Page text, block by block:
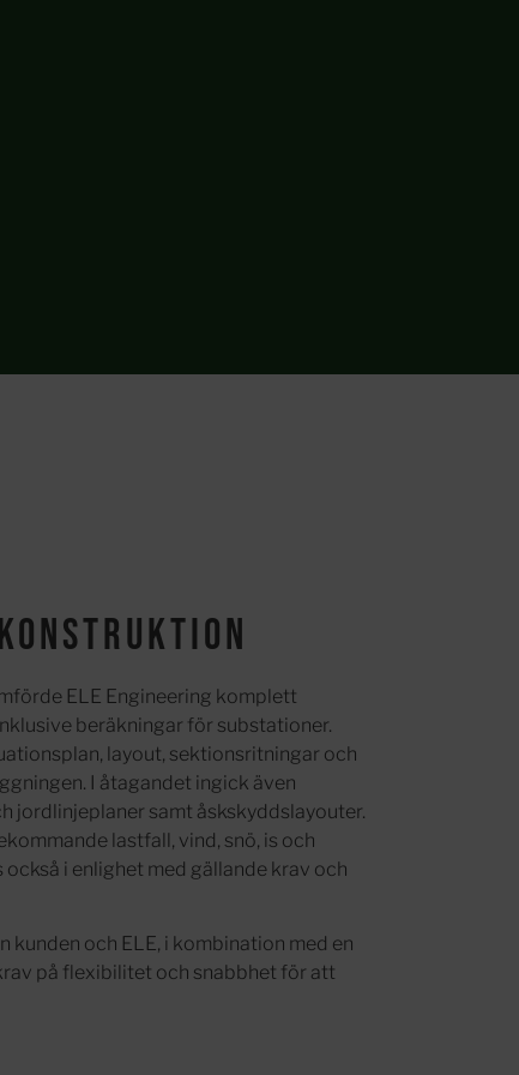
ELE Engineering komplett
beräkningar för substationer.
layout, sektionsritningar och
I åtagandet ingick även
jordlinjeplaner samt åskskyddslayouter.
lastfall, vind, snö, is och
i enlighet med gällande krav och
kunden och ELE, i kombination med en
på flexibilitet och snabbhet för att